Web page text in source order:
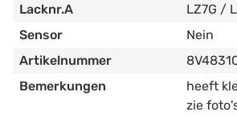
Lacknr.A
LZ7G /
Sensor
Nein
Artikelnummer
Bemerkungen
heeft
zie